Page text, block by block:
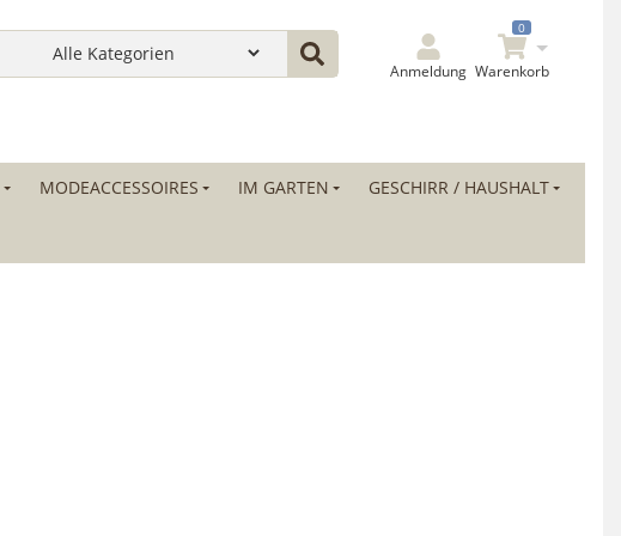
Anmeldung
0
Warenkorb
MODEACCESSOIRES IM GARTEN GESCHIRR / HAUSHALT